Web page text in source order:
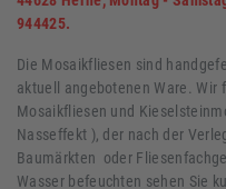
944425.
Die Mosaikfliesen sind
aktuell angebotenen Ware.
Mosaikfliesen und
Nasseffekt ), der nach der
Baumärkten oder
Wasser befeuchten sehen Sie